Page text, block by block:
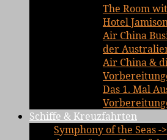
The Room
Hotel
Air China
der
Air China &
Das 1. Mal
Schiffe & Kreuzfahrten
Symphony of the Seas